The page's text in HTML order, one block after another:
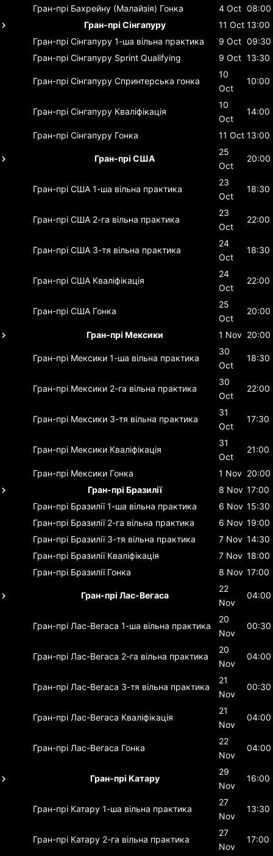
Гран-прі Бахрейну (Малайзія) Гонка 4 Oct 08:00
Гран-прі Сінгапуру
11 Oct 13:00
Гран-прі Сінгапуру 1-ша вільна практика 9 Oct 09:30
Гран-прі Сінгапуру Sprint Qualifying 9 Oct 13:30
Гран-прі Сінгапуру Спринтерська гонка
10
Oct
10:00
Гран-прі Сінгапуру Кваліфікація
10
Oct
14:00
Гран-прі Сінгапуру Гонка 11 Oct 13:00
Гран-прі США
25
Oct
20:00
Гран-прі США 1-ша вільна практика
23
Oct
18:30
Гран-прі США 2-га вільна практика
23
Oct
22:00
Гран-прі США 3-тя вільна практика
24
Oct
18:30
Гран-прі США Кваліфікація
24
Oct
22:00
Гран-прі США Гонка
25
Oct
20:00
Гран-прі Мексики 1 Nov 20:00
Гран-прі Мексики 1-ша вільна практика
30
Oct
18:30
Гран-прі Мексики 2-га вільна практика
30
Oct
22:00
Гран-прі Мексики 3-тя вільна практика
31
Oct
17:30
Гран-прі Мексики Кваліфікація
31
Oct
21:00
Гран-прі Мексики Гонка 1 Nov 20:00
Гран-прі Бразилії
8 Nov 17:00
Гран-прі Бразилії 1-ша вільна практика 6 Nov 15:30
Гран-прі Бразилії 2-га вільна практика 6 Nov 19:00
Гран-прі Бразилії 3-тя вільна практика 7 Nov 14:30
Гран-прі Бразилії Кваліфікація 7 Nov 18:00
Гран-прі Бразилії Гонка 8 Nov 17:00
Гран-прі Лас-Вегаса
22
Nov
04:00
Гран-прі Лас-Вегаса 1-ша вільна практика
20
Nov
00:30
Гран-прі Лас-Вегаса 2-га вільна практика
20
Nov
04:00
Гран-прі Лас-Вегаса 3-тя вільна практика
21
Nov
00:30
Гран-прі Лас-Вегаса Кваліфікація
21
Nov
04:00
Гран-прі Лас-Вегаса Гонка
22
Nov
04:00
Гран-прі Катару
29
Nov
16:00
Гран-прі Катару 1-ша вільна практика
27
Nov
13:30
Гран-прі Катару 2-га вільна практика
27
Nov
17:00